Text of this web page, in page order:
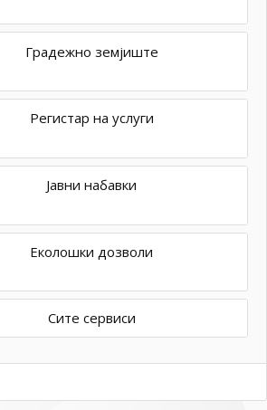
Градежно земјиште
Регистар на услуги
Јавни набавки
Еколошки дозволи
Сите сервиси